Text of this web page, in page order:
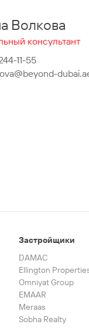
Волкова
консультант
11-55
Застройщики
DAMAC
Ellington
Omniyat Group
EMAAR
Meraas
Sobha Realty